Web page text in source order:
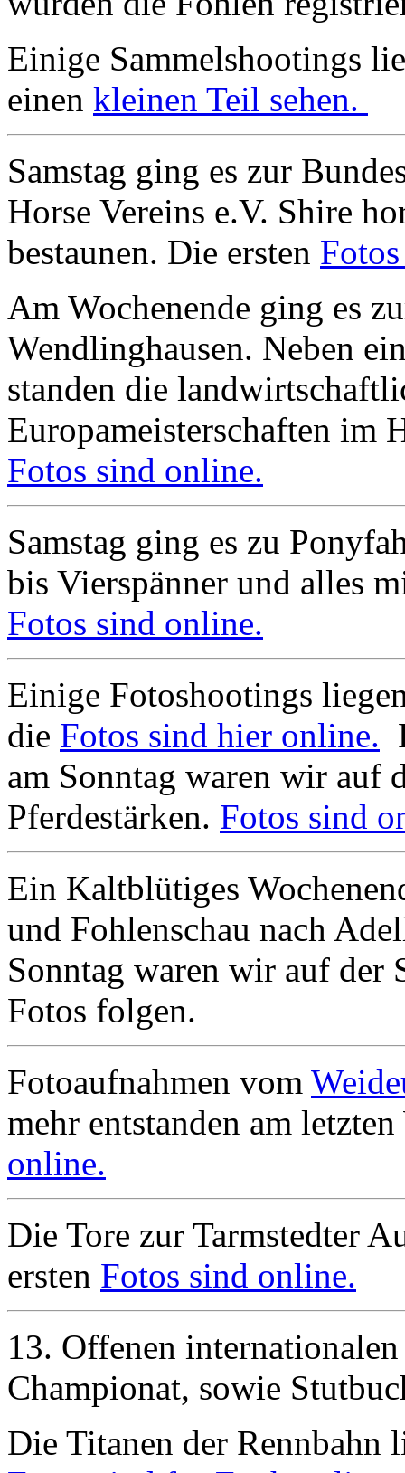
Einige Sammelshootings
einen kleinen Teil sehen.
Samstag ging es zur
Horse Vereins e.V. Shire
bestaunen. Die ersten
Am Wochenende ging es
Wendlinghausen. Neben
standen die
Europameisterschaften im
Fotos sind online.
Samstag ging es zu
bis Vierspänner und alles
Fotos sind online.
Einige Fotoshootings
die Fotos sind hier online.
am Sonntag waren wir auf
Pferdestärken. Fotos sind
Ein Kaltblütiges
und Fohlenschau nach
Sonntag waren wir auf der
Fotos folgen.
Fotoaufnahmen vom
mehr entstanden am
online.
Die Tore zur Tarmstedter
ersten Fotos sind online.
13. Offenen
Championat, sowie
Die Titanen der Rennbahn